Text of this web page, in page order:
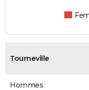
Tourneville
Hommes